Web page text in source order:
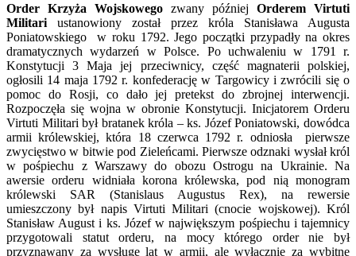
Order Krzyża Wojskowego zwany później Orderem Virtuti
Militari ustanowiony został przez króla Stanisława Augusta
Poniatowskiego w roku 1792. Jego początki przypadły na okres
dramatycznych wydarzeń w Polsce. Po uchwaleniu w 1791 r.
Konstytucji 3 Maja jej przeciwnicy, część magnaterii polskiej,
ogłosili 14 maja 1792 r. konfederację w Targowicy i zwrócili się o
pomoc do Rosji, co dało jej pretekst do zbrojnej interwencji.
Rozpoczęła się wojna w obronie Konstytucji. Inicjatorem Orderu
Virtuti Militari był bratanek króla – ks. Józef Poniatowski, dowódca
armii królewskiej, która 18 czerwca 1792 r. odniosła pierwsze
zwycięstwo w bitwie pod Zieleńcami. Pierwsze odznaki wysłał król
w pośpiechu z Warszawy do obozu Ostrogu na Ukrainie. Na
awersie orderu widniała korona królewska, pod nią monogram
królewski SAR (Stanislaus Augustus Rex), na rewersie
umieszczony był napis Virtuti Militari (cnocie wojskowej). Król
Stanisław August i ks. Józef w największym pośpiechu i tajemnicy
przygotowali statut orderu, na mocy którego order nie był
przyznawany za wysługę lat w armii, ale wyłącznie za wybitne